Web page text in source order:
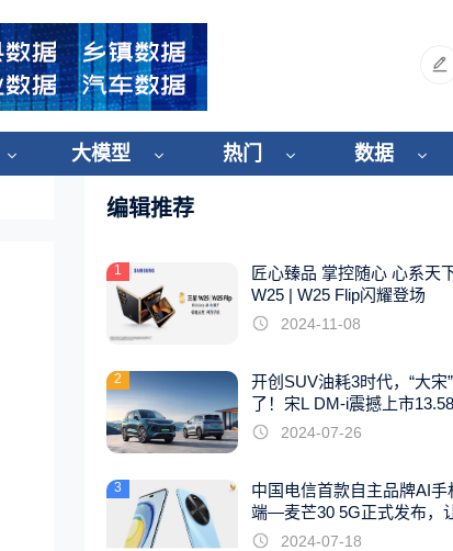
大模型 热门 数据
编辑推荐
1
匠心臻品 掌控随心 心系天
W25 | W25 Flip闪耀登场
2024-11-08
2
开创SUV油耗3时代，“大宋
了！宋L DM-i震撼上市
起
2024-07-26
3
中国电信首款自主品牌AI手
端—麦芒30 5G正式发布，
触手可及2024-07-18